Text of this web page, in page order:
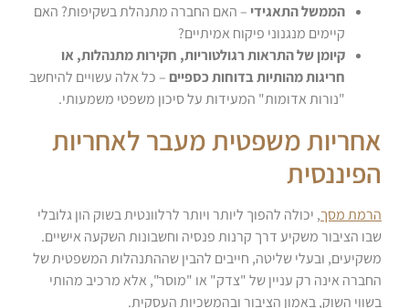
הממשל התאגידי – האם החברה מתנהלת בשקיפות? האם
קיימים מנגנוני פיקוח אמיתיים?
קיומן של התראות רגולטוריות, חקירות מתנהלות, או
חריגות מהותיות בדוחות כספיים – כל אלה עשויים להיחשב
"נורות אדומות" המעידות על סיכון משפטי משמעותי.
אחריות משפטית מעבר לאחריות
הפיננסית
הרמת מסך, יכולה להפוך ליותר ויותר לרלוונטית בשוק הון גלובלי
שבו הציבור משקיע דרך קרנות פנסיה וחשבונות השקעה אישיים.
משקיעים, ובעלי שליטה, חייבים להבין שההתנהלות המשפטית של
החברה אינה רק עניין של "צדק" או "מוסר", אלא מרכיב מהותי
בשווי השוק, באמון הציבור ובהמשכיות העסקית.